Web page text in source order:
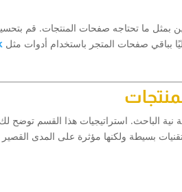
بمثل ما تحتاجه صفحات المنتجات. قم
بباقي صفحات المتجر باستخدام أدوات مثل
الباحث. استراتيجيات هذا القسم توضح
الترتيب 20 إلى الصفحة الأولى عبر تقنيات بسيطة ولكنها مؤثرة على المدى القصير